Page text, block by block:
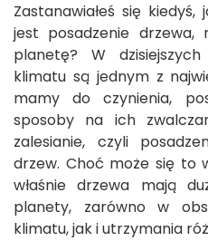
Zastanawiałeś się
jest posadzenie drzewa,
planetę? W
klimatu są jednym z
mamy do czynienia,
sposoby na ich
zalesianie, czyli
drzew. Choć może się to
właśnie drzewa mają
planety, zarówno w
klimatu, jak i utrzymania